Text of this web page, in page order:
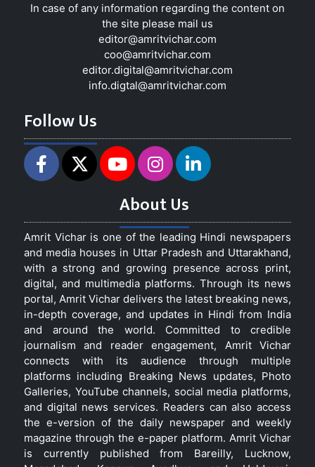
In case of any information regarding the content on
the site please mail us
editor@amritvichar.com
coo@amritvichar.com
editor.digital@amritvichar.com
info.digtal@amritvichar.com
Follow Us
About Us
Amrit Vichar is one of the leading Hindi newspapers
and media houses in Uttar Pradesh and Uttarakhand,
with a strong and growing presence across print,
digital, and multimedia platforms. Through its news
portal, Amrit Vichar delivers the latest breaking news,
in-depth coverage, and updates in Hindi from India
and around the world. Committed to credible
journalism and reader engagement, Amrit Vichar
connects with its audience through multiple
platforms including Breaking News updates, Photo
Galleries, YouTube channels, social media platforms,
and digital news services. Readers can also access
the e-version of the daily newspaper and weekly
magazine through the e-paper platform. Amrit Vichar
is currently published from Bareilly, Lucknow,